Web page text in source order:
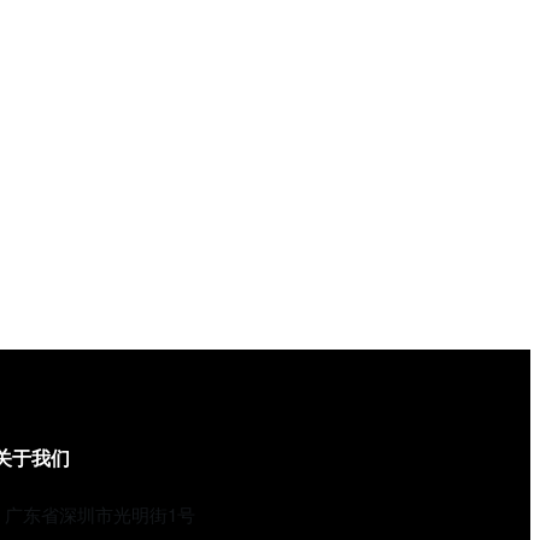
于我们
广东省深圳市光明街1号